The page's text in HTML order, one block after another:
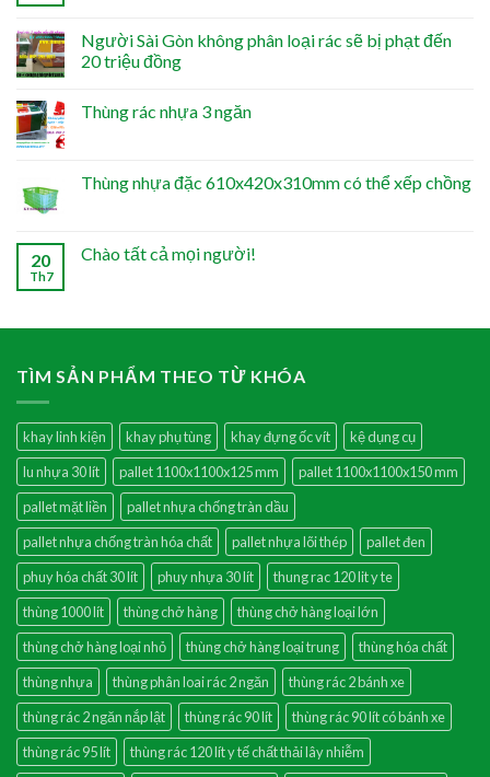
Người Sài Gòn không phân loại rác sẽ bị phạt đến
20 triệu đồng
Thùng rác nhựa 3 ngăn
Thùng nhựa đặc 610x420x310mm có thể xếp chồng
20
Th7
Chào tất cả mọi người!
TÌM SẢN PHẨM THEO TỪ KHÓA
khay linh kiện khay phụ tùng khay đựng ốc vít
kệ dụng cụ
lu nhựa 30 lít
pallet 1100x1100x125 mm
pallet 1100x1100x150 mm
pallet mặt liền
pallet nhựa chống tràn dầu
pallet nhựa chống tràn hóa chất
pallet nhựa lõi thép
pallet đen
phuy hóa chất 30 lít
phuy nhựa 30 lít
thung rac 120 lit y te
thùng 1000 lít
thùng chở hàng
thùng chở hàng loại lớn
thùng chở hàng loại nhỏ
thùng chở hàng loại trung
thùng hóa chất
thùng nhựa
thùng phân loai rác 2 ngăn
thùng rác 2 bánh xe
thùng rác 2 ngăn nắp lật
thùng rác 90 lít
thùng rác 90 lít có bánh xe
thùng rác 95 lít
thùng rác 120 lít y tế chất thải lây nhiễm